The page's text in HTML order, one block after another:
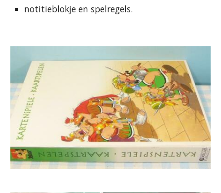
notitieblokje en spelregels.